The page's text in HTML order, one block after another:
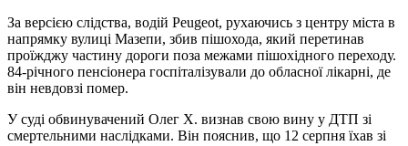
За версією слідства, водій Peugeot, рухаючись з центру міста в
напрямку вулиці Мазепи, збив пішохода, який перетинав
проїжджу частину дороги поза межами пішохідного переходу.
84-річного пенсіонера госпіталізували до обласної лікарні, де
він невдовзі помер.
У суді обвинувачений Олег Х. визнав свою вину у ДТП зі
смертельними наслідками. Він пояснив, що 12 серпня їхав зі